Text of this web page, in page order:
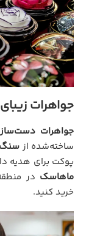
جواهرات
جواهرات دست‌ساز
ساخته‌شده از
پوکت برای هدیه
ماهاسک در
خرید کنید.